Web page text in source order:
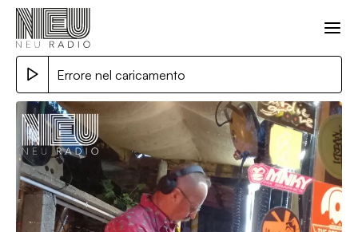
Errore nel caricamento